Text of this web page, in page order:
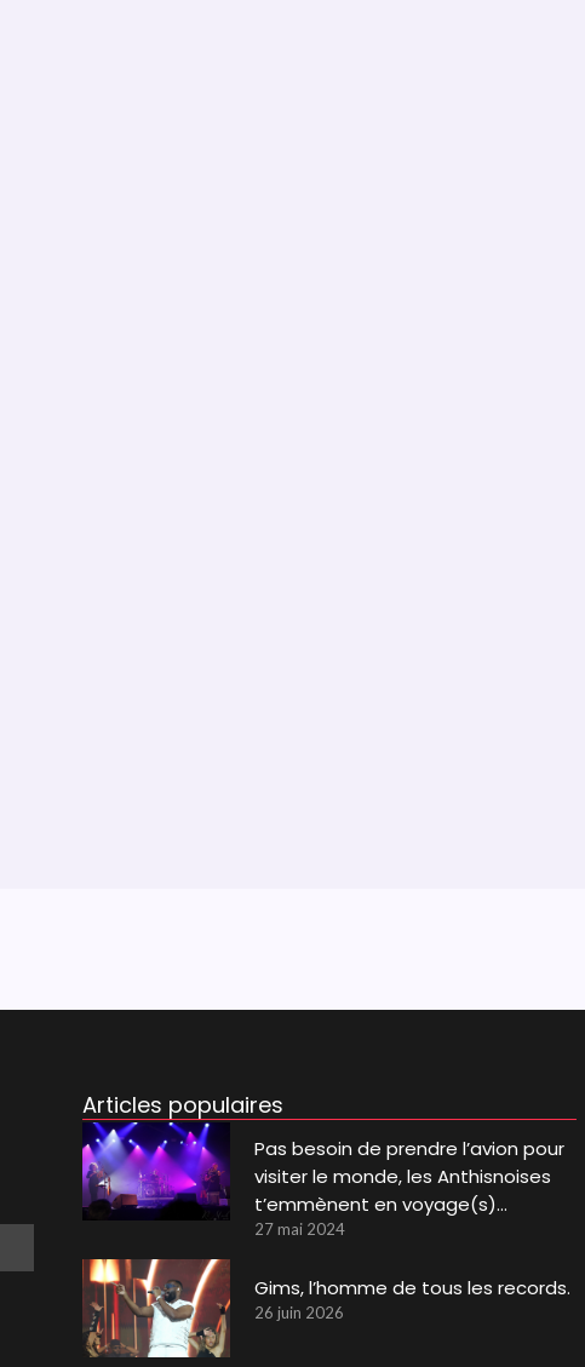
Articles populaires
Pas besoin de prendre l’avion pour
visiter le monde, les Anthisnoises
t’emmènent en voyage(s)…
27 mai 2024
Gims, l’homme de tous les records.
26 juin 2026